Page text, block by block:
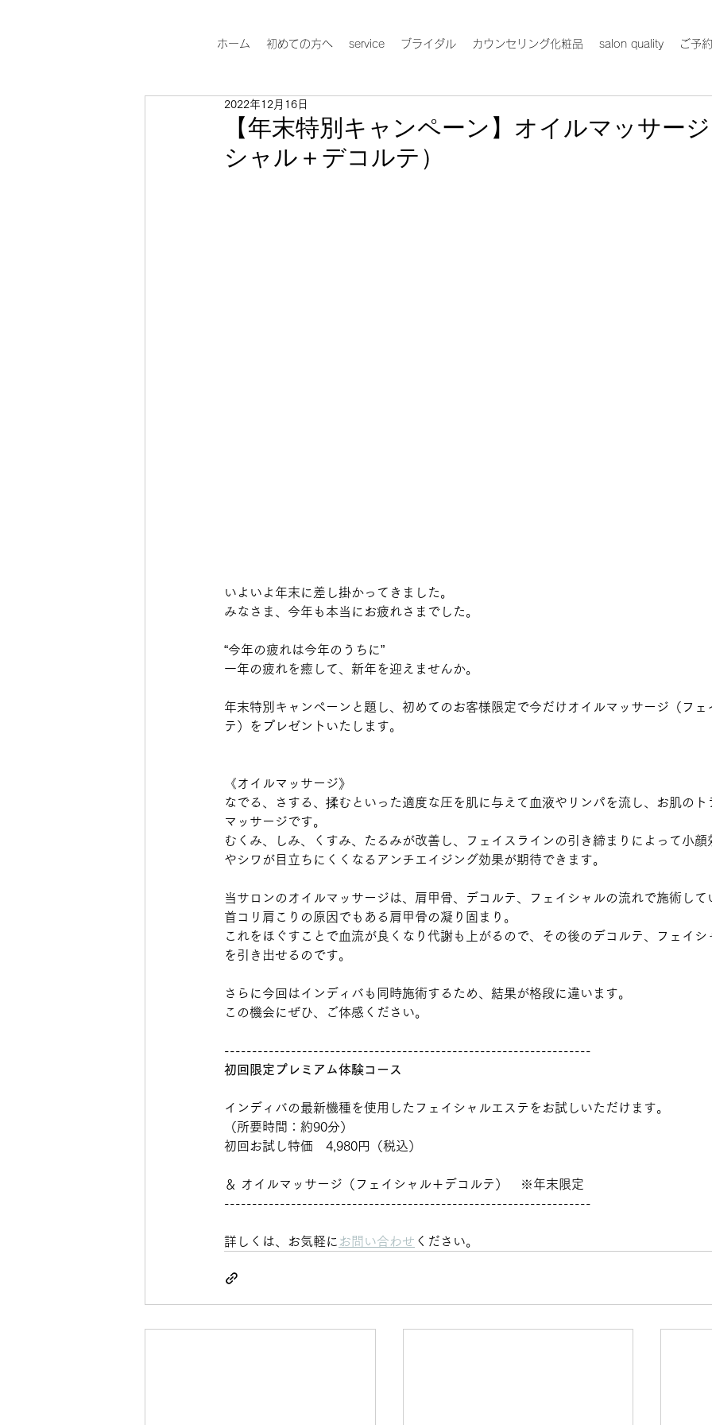
ホーム 初めての方へ service ブライダル カウンセリング化粧品 salon quality ご予
【年末特別キャンペーン】オイルマッサー
シャル＋デコルテ）
2022年12月16日
いよいよ年末に差し掛かってきました。
みなさま、今年も本当にお疲れさまでした。
“今年の疲れは今年のうちに”
一年の疲れを癒して、新年を迎えませんか。
年末特別キャンペーンと題し、初めてのお客様限定で今だけオイルマッサージ（フェ
テ）をプレゼントいたします。
《オイルマッサージ》
なでる、さする、揉むといった適度な圧を肌に与えて血液やリンパを流し、お肌のト
マッサージです。
むくみ、しみ、くすみ、たるみが改善し、フェイスラインの引き締まりによって小顔
やシワが目立ちにくくなるアンチエイジング効果が期待できます。
当サロンのオイルマッサージは、肩甲骨、デコルテ、フェイシャルの流れで施術して
首コリ肩こりの原因でもある肩甲骨の凝り固まり。
これをほぐすことで血流が良くなり代謝も上がるので、その後のデコルテ、フェイシ
を引き出せるのです。
さらに今回はインディバも同時施術するため、結果が格段に違います。
この機会にぜひ、ご体感ください。
------------------------------------------------------------------
初回限定プレミアム体験コース
インディバの最新機種を使用したフェイシャルエステをお試しいただけます。
（所要時間：約90分）
初回お試し特価　4,980円（税込）
＆ オイルマッサージ（フェイシャル＋デコルテ）　※年末限定
------------------------------------------------------------------
詳しくは、お気軽にお問い合わせ ください。